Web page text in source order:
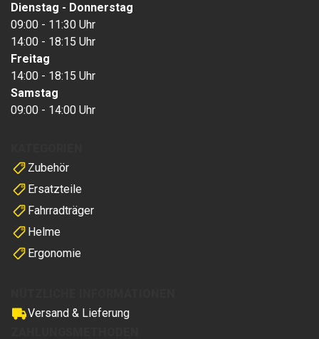
Zubehör
Ersatzteile
Fahrradträger
Helme
Ergonomie
Versand & Lieferung
Dienstag - Donnerstag
09:00 - 11:30 Uhr
14:00 - 18:15 Uhr
Freitag
14:00 - 18:15 Uhr
Samstag
09:00 - 14:00 Uhr